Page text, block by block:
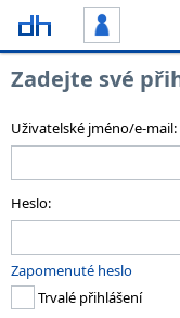
Zadejte své
Uživatelské jméno/e-mail:
Heslo:
Zapomenuté heslo
Trvalé přihlášení